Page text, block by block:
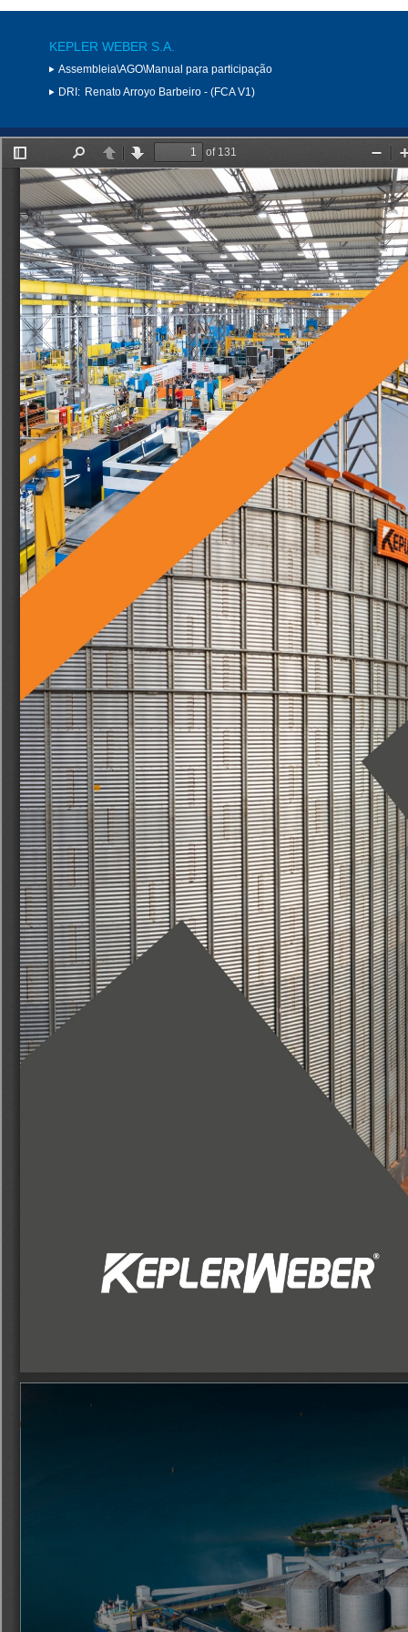
KEPLER WEBER S.A.
Assembleia\AGO\Manual para participação
DRI: Renato Arroyo Barbeiro - (FCA V1)